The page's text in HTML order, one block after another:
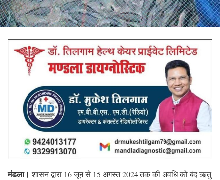
मंडला। शासन द्वारा 16 जून से 15 अगस्त 2024 तक की अवधि को बंद ऋतु